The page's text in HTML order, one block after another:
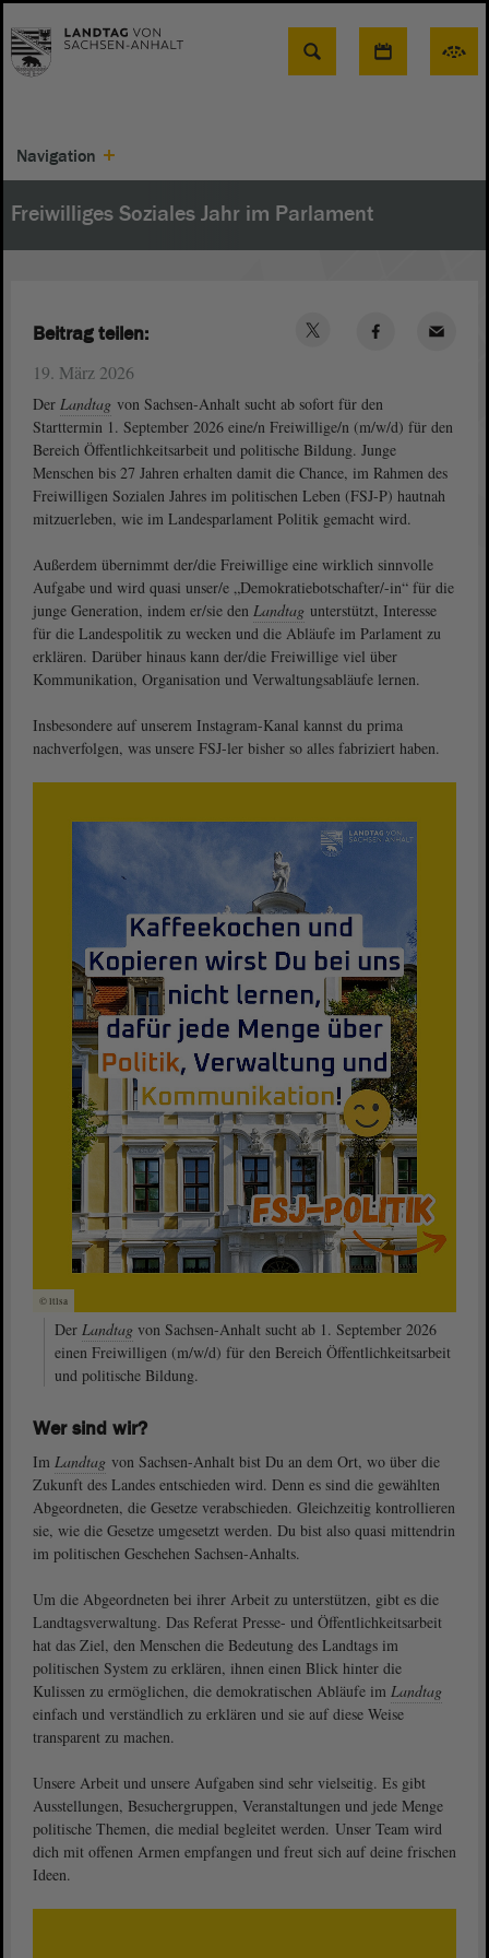
Suche
Navigation
Freiwilliges Soziales Jahr im Parlament
19. März 2026
Der Landtag von Sachsen-Anhalt sucht ab sofort für den
Starttermin 1. September 2026 eine/n Freiwillige/n (m/w/d) für den
Bereich Öffentlichkeitsarbeit und politische Bildung. Junge
Menschen bis 27 Jahren erhalten damit die Chance, im Rahmen des
Freiwilligen Sozialen Jahres im politischen Leben (FSJ-P) hautnah
mitzuerleben, wie im Landesparlament Politik gemacht wird.
Außerdem übernimmt der/die Freiwillige eine wirklich sinnvolle
Aufgabe und wird quasi unser/e „Demokratiebotschafter/-in“ für die
junge Generation, indem er/sie den Landtag unterstützt, Interesse
für die Landespolitik zu wecken und die Abläufe im Parlament zu
erklären. Darüber hinaus kann der/die Freiwillige viel über
Kommunikation, Organisation und Verwaltungsabläufe lernen.
Insbesondere auf unserem Instagram-Kanal kannst du prima
nachverfolgen, was unsere FSJ-ler bisher so alles fabriziert haben.
© ltlsa
Der Landtag von Sachsen-Anhalt sucht ab 1. September 2026
einen Freiwilligen (m/w/d) für den Bereich Öffentlichkeitsarbeit
und politische Bildung.
Wer sind wir?
Im Landtag von Sachsen-Anhalt bist Du an dem Ort, wo über die
Zukunft des Landes entschieden wird. Denn es sind die gewählten
Abgeordneten, die Gesetze verabschieden. Gleichzeitig kontrollieren
sie, wie die Gesetze umgesetzt werden. Du bist also quasi mittendrin
im politischen Geschehen Sachsen-Anhalts.
Um die Abgeordneten bei ihrer Arbeit zu unterstützen, gibt es die
Landtagsverwaltung. Das Referat Presse- und Öffentlichkeitsarbeit
hat das Ziel, den Menschen die Bedeutung des Landtags im
politischen System zu erklären, ihnen einen Blick hinter die
Kulissen zu ermöglichen, die demokratischen Abläufe im Landtag
einfach und verständlich zu erklären und sie auf diese Weise
transparent zu machen.
Unsere Arbeit und unsere Aufgaben sind sehr vielseitig. Es gibt
Ausstellungen, Besuchergruppen, Veranstaltungen und jede Menge
politische Themen, die medial begleitet werden. Unser Team wird
dich mit offenen Armen empfangen und freut sich auf deine frischen
Ideen.
Beitrag teilen: